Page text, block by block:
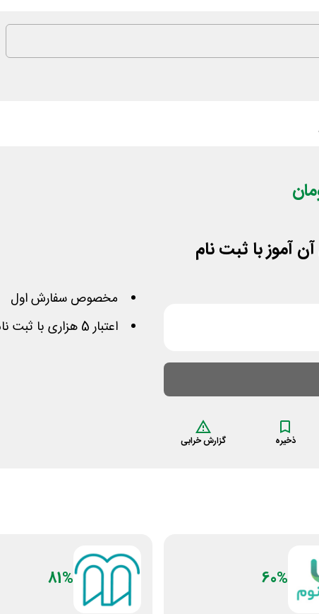
ذخیره گزارش خرابی
مخصوص سفارش اول
اعتبار 5 هزاری با ثبت نام با کد معرف
60%
81%